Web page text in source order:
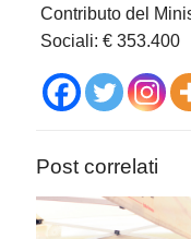
Contributo del
Sociali: € 353.400
Post correlati